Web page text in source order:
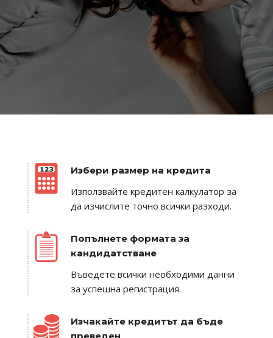
Избери размер на кредита
Използвайте кредитен калкулатор за
да изчислите точно всички разходи.
Попълнете формата за
кандидатстване
Въведете всички необходими данни
за успешна регистрация.
Изчакайте кредитът да бъде